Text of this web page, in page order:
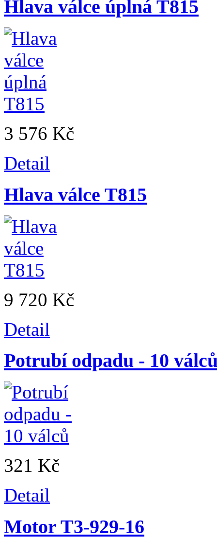
Hlava válce úplná T815
3 576 Kč
Detail
Hlava válce T815
9 720 Kč
Detail
Potrubí odpadu - 10
321 Kč
Detail
Motor T3-929-16